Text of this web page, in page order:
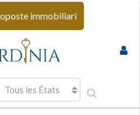
immobiliari
Tous les États